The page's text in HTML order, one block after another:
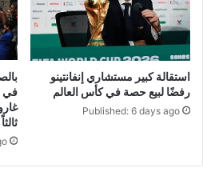
استقالة كبير مستشاري إنفانتينو
رفضًا لبيع حصة في كأس العالم
Published: 6 days ago
في
ثالثاً